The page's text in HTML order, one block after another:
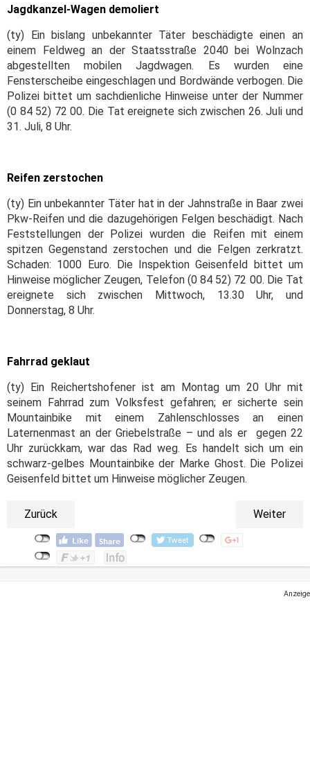
Jagdkanzel -Wagen demoliert
(ty) Ein bislang unbekannter Täter beschädigte einen an
einem Feldweg an der Staatsstraße 2040 bei Wolnzach
abgestellten mobilen Jagdwagen. Es wurden eine
Fensterscheibe eingeschlagen und Bordwände verbogen. Die
Polizei bittet um sachdienliche Hinweise unter der Nummer
(0 84 52) 72 00. Die Tat ereignete sich zwischen 26. Juli und
31. Juli, 8 Uhr.
Reifen zerstochen
(ty) Ein unbekannter Täter hat in der Jahnstraße in Baar zwei
Pkw-Reifen und die dazugehörigen Felgen beschädigt. Nach
Feststellungen der Polizei wurden die Reifen mit einem
spitzen Gegenstand zerstochen und die Felgen zerkratzt.
Schaden: 1000 Euro. Die Inspektion Geisenfeld bittet um
Hinweise möglicher Zeugen, Telefon (0 84 52) 72 00. Die Tat
ereignete sich zwischen Mittwoch, 13.30 Uhr, und
Donnerstag, 8 Uhr.
Fahrrad geklaut
(ty) Ein Reichertshofener ist am Montag um 20 Uhr mit
seinem Fahrrad zum Volksfest gefahren; er sicherte sein
Mountainbike mit einem Zahlenschlosses an einen
Laternenmast an der Griebelstraße – und als er gegen 22
Uhr zurückkam, war das Rad weg. Es handelt sich um ein
schwarz-gelbes Mountainbike der Marke Ghost. Die Polizei
Geisenfeld bittet um Hinweise möglicher Zeugen.
Zurück Weiter
Anzeige